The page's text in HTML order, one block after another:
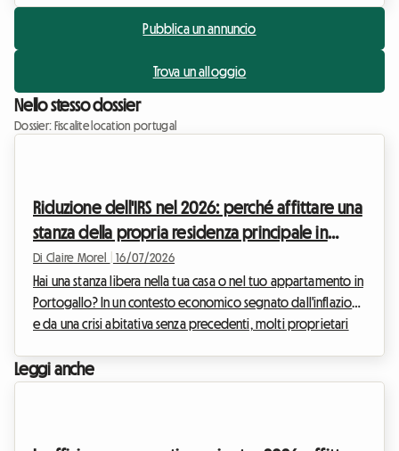
Pubblica un annuncio
Trova un alloggio
Nello stesso dossier
Dossier: Fiscalite location portugal
Riduzione dell'IRS nel 2026: perché affittare una
stanza della propria residenza principale in
Portogallo diventa molto redditizio
Di Claire Morel 16/07/2026
Hai una stanza libera nella tua casa o nel tuo appartamento in
Portogallo? In un contesto economico segnato dall'inflazione
e da una crisi abitativa senza precedenti, molti proprietari
sappiamo che fare il grande passo e iniziare a offrire una
Leggi anche